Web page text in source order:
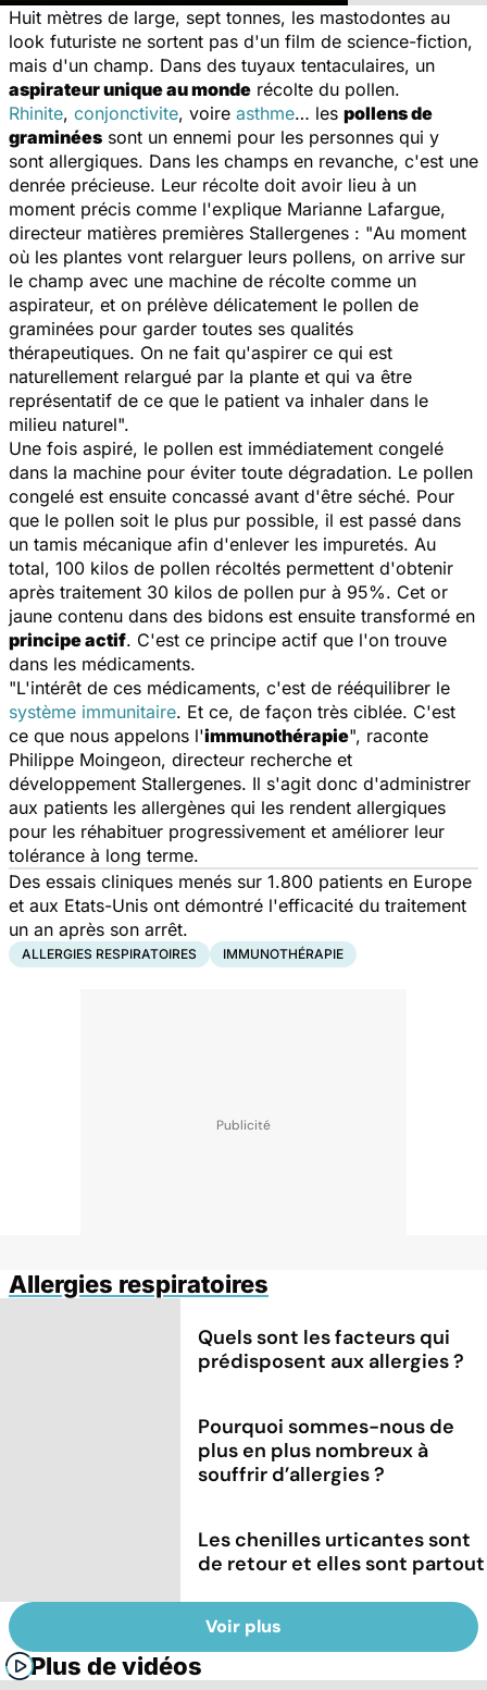
Huit mètres de large, sept tonnes, les mastodontes au
look futuriste ne sortent pas d'un film de science-fiction,
mais d'un champ. Dans des tuyaux tentaculaires, un
aspirateur unique au monde récolte du pollen.
Rhinite, conjonctivite, voire asthme… les pollens de
graminées sont un ennemi pour les personnes qui y
sont allergiques. Dans les champs en revanche, c'est une
denrée précieuse. Leur récolte doit avoir lieu à un
moment précis comme l'explique Marianne Lafargue,
directeur matières premières Stallergenes : "Au moment
où les plantes vont relarguer leurs pollens, on arrive sur
le champ avec une machine de récolte comme un
aspirateur, et on prélève délicatement le pollen de
graminées pour garder toutes ses qualités
thérapeutiques. On ne fait qu'aspirer ce qui est
naturellement relargué par la plante et qui va être
représentatif de ce que le patient va inhaler dans le
milieu naturel".
Une fois aspiré, le pollen est immédiatement congelé
dans la machine pour éviter toute dégradation. Le pollen
congelé est ensuite concassé avant d'être séché. Pour
que le pollen soit le plus pur possible, il est passé dans
un tamis mécanique afin d'enlever les impuretés. Au
total, 100 kilos de pollen récoltés permettent d'obtenir
après traitement 30 kilos de pollen pur à 95%. Cet or
jaune contenu dans des bidons est ensuite transformé en
principe actif. C'est ce principe actif que l'on trouve
dans les médicaments.
"L'intérêt de ces médicaments, c'est de rééquilibrer le
système immunitaire. Et ce, de façon très ciblée. C'est
ce que nous appelons l'immunothérapie", raconte
Philippe Moingeon, directeur recherche et
développement Stallergenes. Il s'agit donc d'administrer
aux patients les allergènes qui les rendent allergiques
pour les réhabituer progressivement et améliorer leur
tolérance à long terme.
Des essais cliniques menés sur 1.800 patients en Europe
et aux Etats-Unis ont démontré l'efficacité du traitement
un an après son arrêt.
ALLERGIES RESPIRATOIRES IMMUNOTHÉRAPIE
Allergies respiratoires
Quels sont les facteurs qui
prédisposent aux allergies ?
Pourquoi sommes-nous de
plus en plus nombreux à
souffrir d’allergies ?
Les chenilles urticantes sont
de retour et elles sont partout
Voir plus
Plus de vidéos